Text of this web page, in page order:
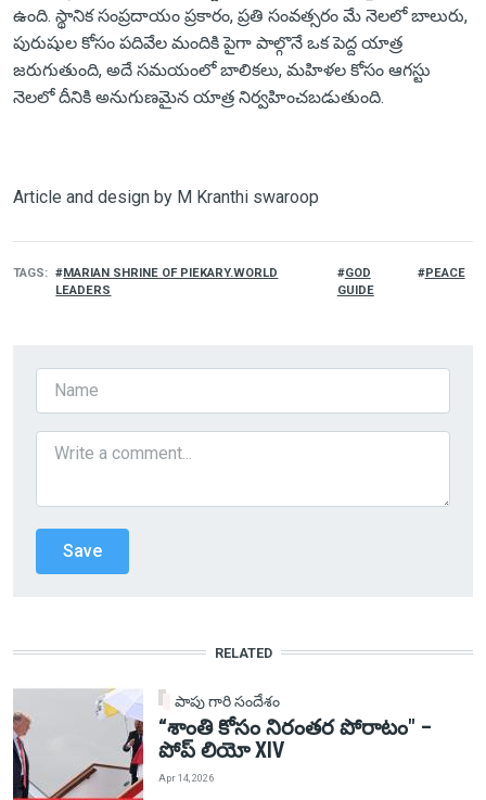
ఉంది. స్థానిక సంప్రదాయం ప్రకారం, ప్రతి సంవత్సరం మే నెలలో బాలురు,
పురుషుల కోసం పదివేల మందికి పైగా పాల్గొనే ఒక పెద్ద యాత్ర
జరుగుతుంది, అదే సమయంలో బాలికలు, మహిళల కోసం ఆగస్టు
నెలలో దీనికి అనుగుణమైన యాత్ర నిర్వహించబడుతుంది.
Article and design by M Kranthi swaroop
TAGS
MARIAN SHRINE OF PIEKARY.WORLD
LEADERS
GOD
GUIDE
PEACE
RELATED
పాపు గారి సందేశం
“శాంతి కోసం నిరంతర పోరాటం" –
పోప్ లియో XIV
Apr 14, 2026